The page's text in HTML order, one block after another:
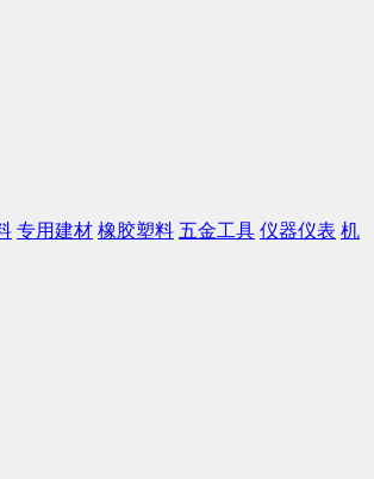
专用建材 橡胶塑料 五金工具 仪器仪表 机